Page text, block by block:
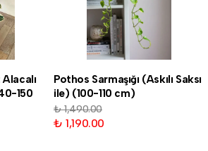
150
Pothos Sarmaşığı (Askılı Saksı
ile) (100-110 cm)
₺ 1,490.00
₺ 1,190.00